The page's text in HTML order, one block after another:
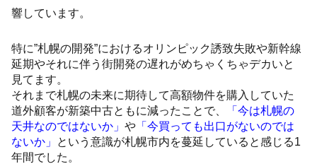
響しています。
特に”札幌の開発”におけるオリンピック誘致失敗や新幹線
延期やそれに伴う街開発の遅れがめちゃくちゃデカいと
見てます。
それまで札幌の未来に期待して高額物件を購入していた
道外顧客が新築中古ともに減ったことで、
「今は札幌の
天井なのではないか」や 「今買っても出口がないのでは
ないか」 という意識が札幌市内を蔓延していると感じる1
年間でした。